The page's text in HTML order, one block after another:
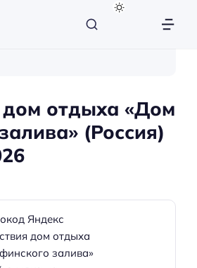
отдыха «Дом
(Россия)